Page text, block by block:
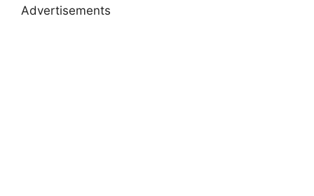
Advertisements